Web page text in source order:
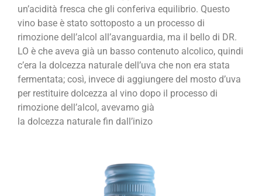
un’acidità fresca che gli conferiva equilibrio. Questo
vino base è stato sottoposto a un processo di
rimozione dell’alcol all’avanguardia, ma il bello di DR.
LO è che aveva già un basso contenuto alcolico, quindi
c’era la dolcezza naturale dell’uva che non era stata
fermentata; così, invece di aggiungere del mosto d’uva
per restituire dolcezza al vino dopo il processo di
rimozione dell’alcol, avevamo già
la dolcezza naturale fin dall’inizo